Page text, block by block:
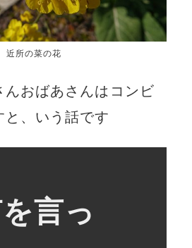
近所の菜の花
おばあさんはコンビ
、いう話です
言っ